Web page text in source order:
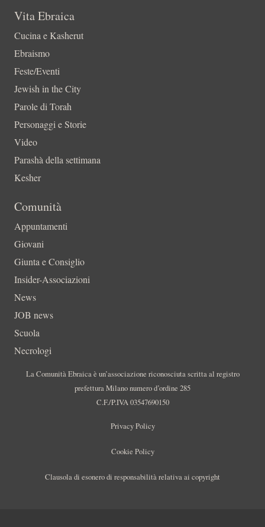
Vita Ebraica
Cucina e Kasherut
Ebraismo
Feste/Eventi
Jewish in the City
Parole di Torah
Personaggi e Storie
Video
Parashà della settimana
Kesher
Comunità
Appuntamenti
Giovani
Giunta e Consiglio
Insider-Associazioni
News
JOB news
Scuola
Necrologi
La Comunità Ebraica è un’associazione riconosciuta scritta al registro
prefettura Milano numero d’ordine 285
C.F./P.IVA 03547690150
Privacy Policy
Cookie Policy
Clausola di esonero di responsabilità relativa ai copyright